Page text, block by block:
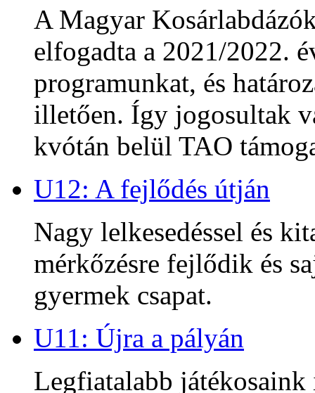
A Magyar
elfogadta a 2021/2022.
programunkat, és
illetően. Így jogosultak
kvótán belül TAO
U12: A fejlődés útján
Nagy lelkesedéssel és
mérkőzésre fejlődik és
gyermek csapat.
U11: Újra a pályán
Legfiatalabb